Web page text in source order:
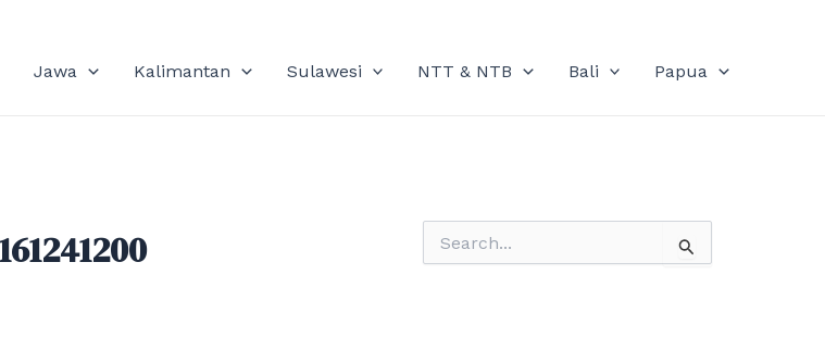
Jawa Kalimantan Sulawesi NTT & NTB Bali Papua